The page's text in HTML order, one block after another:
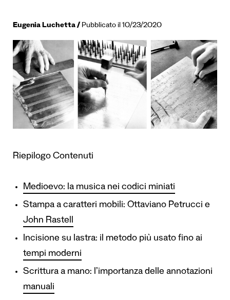
Eugenia Luchetta Pubblicato il 10/23/2020
Riepilogo Contenuti
Medioevo: la musica nei codici miniati
Stampa a caratteri mobili: Ottaviano Petrucci e
John Rastell
Incisione su lastra: il metodo più usato fino ai
tempi moderni
Scrittura a mano: l’importanza delle annotazioni
manuali